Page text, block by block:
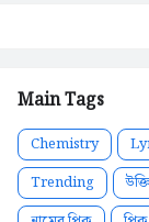
Main Tags
Chemistry
Trending
উক্তি